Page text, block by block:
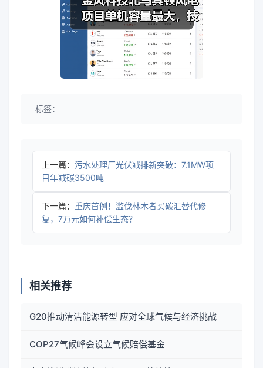
标签：
上一篇： 污水处理厂光伏减排新突破：7.1MW项
目年减碳3500吨
下一篇： 重庆首例！滥伐林木者买碳汇替代修
复，7万元如何补偿生态？
相关推荐
G20推动清洁能源转型 应对全球气候与经济挑战
COP27气候峰会设立气候赔偿基金